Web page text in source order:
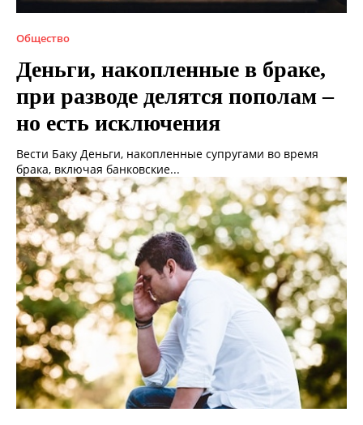
Общество
Деньги, накопленные в браке,
при разводе делятся пополам –
но есть исключения
Вести Баку Деньги, накопленные супругами во время
брака, включая банковские...